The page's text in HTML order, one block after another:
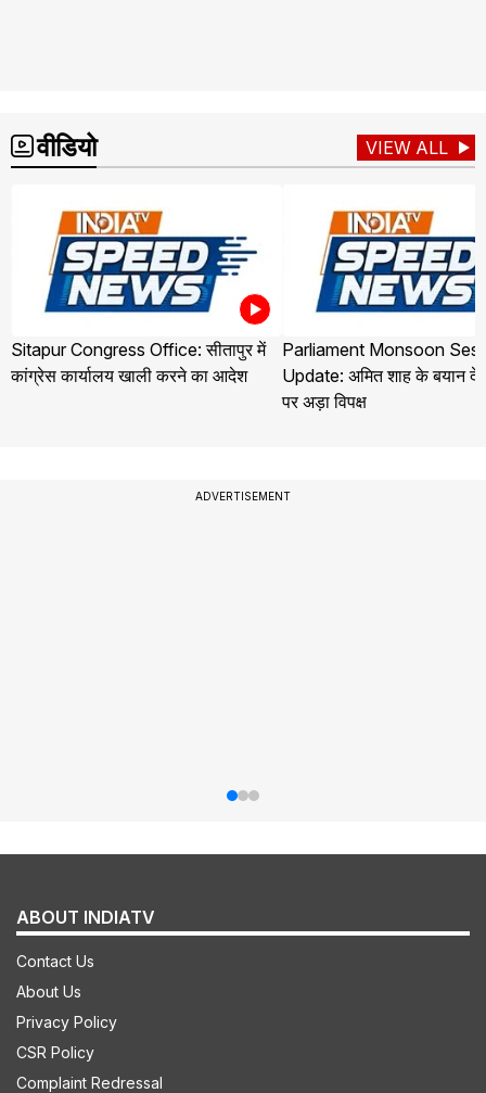
वीडियो VIEW ALL
Sitapur Congress Office: सीतापुर में
कांग्रेस कार्यालय खाली करने का आदेश
Parliament Monsoon
Update: अमित शाह के बयान
पर अड़ा विपक्ष
ADVERTISEMENT
ABOUT INDIATV
Contact Us
About Us
Privacy Policy
CSR Policy
Complaint Redressal